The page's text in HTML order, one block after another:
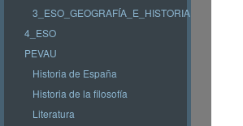
3_ESO_GEOGRAFÍA_E_HISTORIA
4_ESO
PEVAU
Historia de España
Historia de la filosofía
Literatura